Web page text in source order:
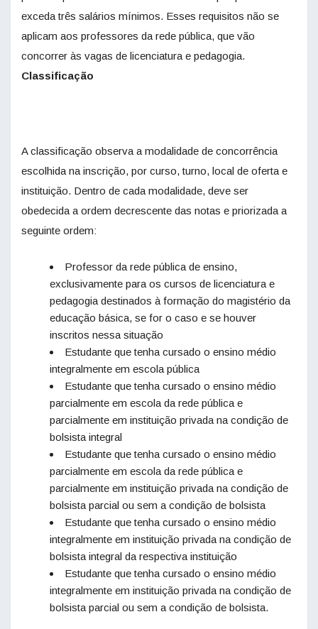
exceda três salários mínimos. Esses requisitos não se
aplicam aos professores da rede pública, que vão
concorrer às vagas de licenciatura e pedagogia.
Classificação
A classificação observa a modalidade de concorrência
escolhida na inscrição, por curso, turno, local de oferta e
instituição. Dentro de cada modalidade, deve ser
obedecida a ordem decrescente das notas e priorizada a
seguinte ordem:
Professor da rede pública de ensino,
exclusivamente para os cursos de licenciatura e
pedagogia destinados à formação do magistério da
educação básica, se for o caso e se houver
inscritos nessa situação
Estudante que tenha cursado o ensino médio
integralmente em escola pública
Estudante que tenha cursado o ensino médio
parcialmente em escola da rede pública e
parcialmente em instituição privada na condição de
bolsista integral
Estudante que tenha cursado o ensino médio
parcialmente em escola da rede pública e
parcialmente em instituição privada na condição de
bolsista parcial ou sem a condição de bolsista
Estudante que tenha cursado o ensino médio
integralmente em instituição privada na condição de
bolsista integral da respectiva instituição
Estudante que tenha cursado o ensino médio
integralmente em instituição privada na condição de
bolsista parcial ou sem a condição de bolsista.